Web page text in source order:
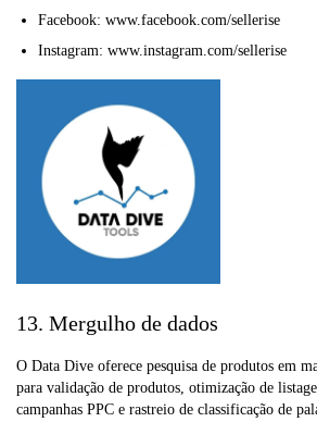
Facebook: www.facebook.com/sellerise
Instagram: www.instagram.com/sellerise
13. Mergulho de dados
O Data Dive oferece pesquisa de produtos em
para validação de produtos, otimização de
campanhas PPC e rastreio de classificação de